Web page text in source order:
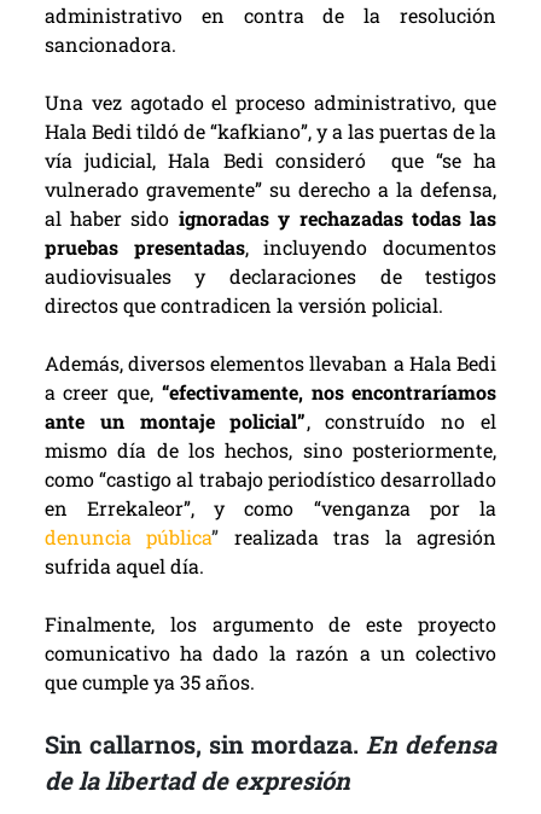
administrativo en contra de la resolución
sancionadora.
Una vez agotado el proceso administrativo, que
Hala Bedi tildó de “kafkiano”, y a las puertas de la
vía judicial, Hala Bedi consideró que “se ha
vulnerado gravemente” su derecho a la defensa,
al haber sido ignoradas y rechazadas todas las
pruebas presentadas, incluyendo documentos
audiovisuales y declaraciones de testigos
directos que contradicen la versión policial.
Además, diversos elementos llevaban a Hala Bedi
a creer que, “efectivamente, nos encontraríamos
ante un montaje policial”, construído no el
mismo día de los hechos, sino posteriormente,
como “castigo al trabajo periodístico desarrollado
en Errekaleor”, y como “venganza por la
denuncia pública” realizada tras la agresión
sufrida aquel día.
Finalmente, los argumento de este proyecto
comunicativo ha dado la razón a un colectivo
que cumple ya 35 años.
Sin callarnos, sin mordaza. En defensa
de la libertad de expresión